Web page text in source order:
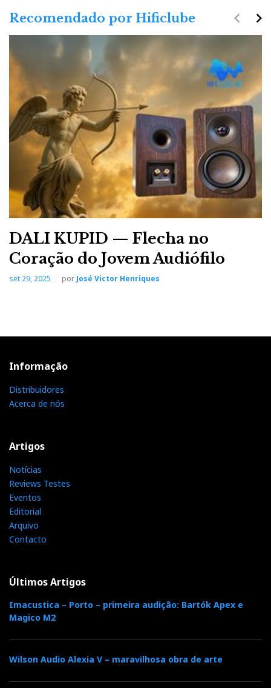
Recomendado por Hificlube
DALI KUPID — Flecha no
Coração do Jovem Audiófilo
set 29, 2025 por José Victor Henriques
navigate_next
navigate_before
Informação
Distribuidores
Acerca de nós
Artigos
Notícias
Reviews Testes
Eventos
Editorial
Arquivo
Contacto
Últimos Artigos
Imacustica – Porto – primeira audição: Bartók Apex e
Magico M2
Wilson Audio Alexia V – maravilhosa obra de arte